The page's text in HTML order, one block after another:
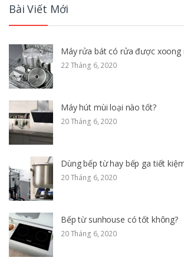
Bài Viết Mới
Máy rửa bát có rửa được xoong
22 Tháng 6, 2020
Máy hút mùi loại nào tốt?
20 Tháng 6, 2020
Dùng bếp từ hay bếp ga tiết
20 Tháng 6, 2020
Bếp từ sunhouse có tốt không?
20 Tháng 6, 2020